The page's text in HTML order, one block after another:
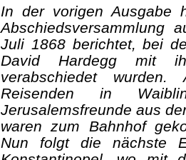
In der vorigen Ausgabe
Abschiedsversammlung
Juli 1868 berichtet, bei
David Hardegg mit
verabschiedet
Reisenden in
Jerusalemsfreunde aus
waren zum Bahnhof
Nun folgt die nächste